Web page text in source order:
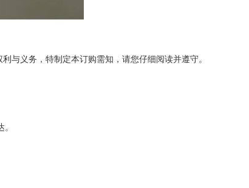
与义务，特制定本订购需知，请您仔细阅读并遵守。